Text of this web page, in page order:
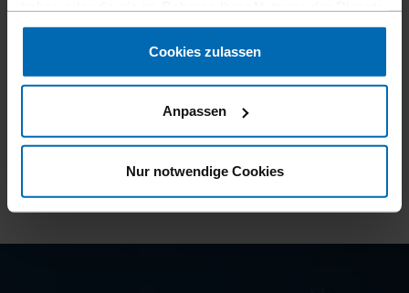
gesammelt haben.
Cookies zulassen
Anpassen
Nur notwendige Cookies
Datenschutzbestimmungen